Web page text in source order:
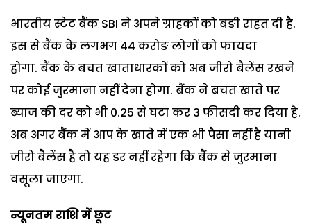
भारतीय स्टेट बैंक SBI ने अपने ग्राहकों को बङी राहत दी है.
इस से बैंक के लगभग 44 करोङ लोगों को फायदा
होगा. बैंक के बचत खाताधारकों को अब जीरो बैलेंस रखने
पर कोई जुरमाना नहीं देना होगा. बैंक ने बचत खाते पर
ब्याज की दर को भी 0.25 से घटा कर 3 फीसदी कर दिया है.
अब अगर बैंक में आप के खाते में एक भी पैसा नहीं है यानी
जीरो बैलेंस है तो यह डर नहीं रहेगा कि बैंक से जुरमाना
वसूला जाएगा.
न्यूनतम राशि में छूट